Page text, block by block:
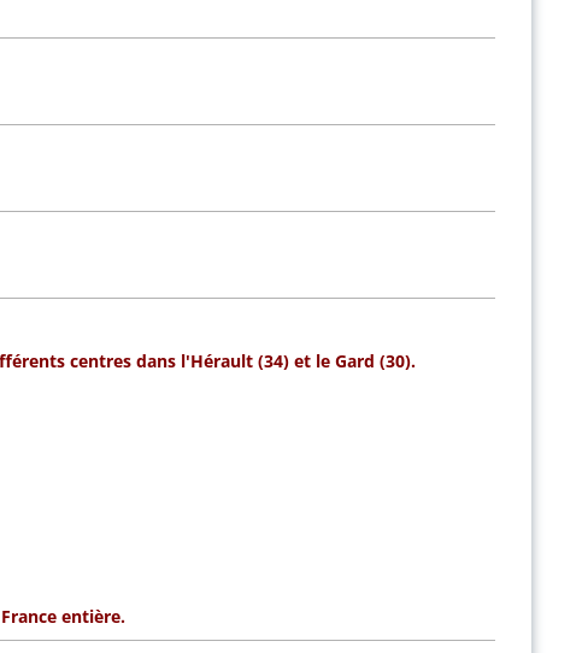
centres dans l'Hérault (34) et le Gard (30).
France entière.